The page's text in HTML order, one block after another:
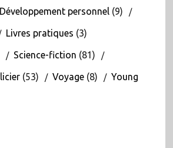
Développement personnel(9)
Livres pratiques (3)
Science-fiction (81)
(53) Voyage(8) Young